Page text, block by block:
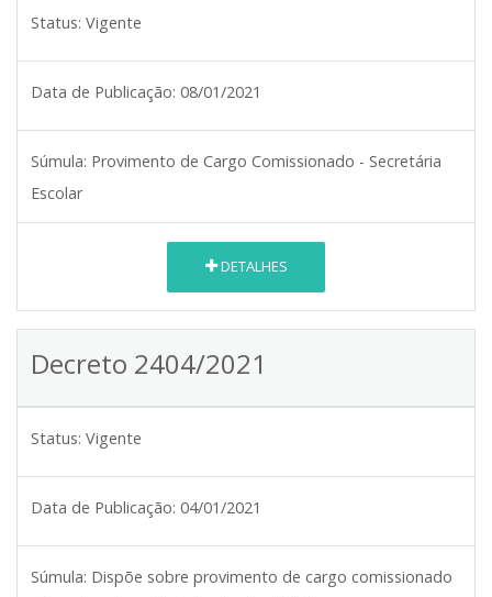
Status: Vigente
Data de Publicação: 08/01/2021
Súmula: Provimento de Cargo Comissionado - Secretária
Escolar
DETALHES
Decreto 2404/2021
Status: Vigente
Data de Publicação: 04/01/2021
Súmula: Dispõe sobre provimento de cargo comissionado